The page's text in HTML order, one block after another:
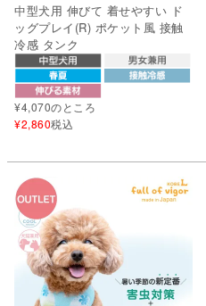
中型犬用 伸びて 着せやすい ド
ッグプレイ(R) ポケット風 接触
冷感 タンク
¥4,070のところ
¥2,860税込